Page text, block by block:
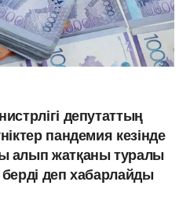
депутаттың
пандемия кезінде
алып жатқаны туралы
деп хабарлайды